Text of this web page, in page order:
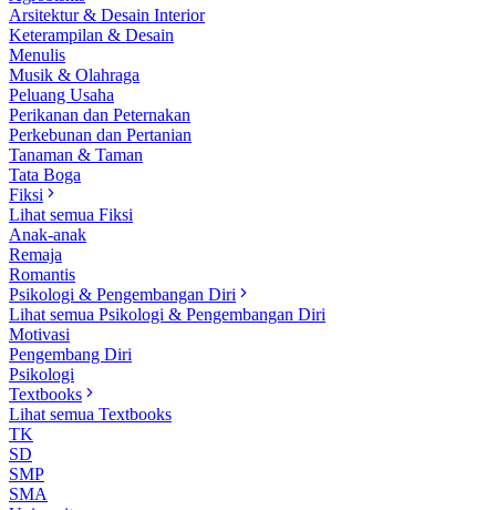
Arsitektur & Desain Interior
Keterampilan & Desain
Menulis
Musik & Olahraga
Peluang Usaha
Perikanan dan Peternakan
Perkebunan dan Pertanian
Tanaman & Taman
Tata Boga
Fiksi
Lihat semua Fiksi
Anak-anak
Remaja
Romantis
Psikologi & Pengembangan Diri
Lihat semua Psikologi & Pengembangan Diri
Motivasi
Pengembang Diri
Psikologi
Textbooks
Lihat semua Textbooks
TK
SD
SMP
SMA